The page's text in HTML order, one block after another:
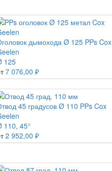
дымохода Ø 125 PPs Cox
125
7 076,00 ₽
45 градусов Ø 110 PPs Cox
110, 45°
2 952,00 ₽